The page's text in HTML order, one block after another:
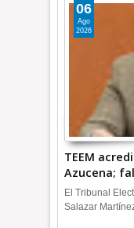
TEEM
Azucena;
Octavio
06
Ago
2026
El Tribunal
Salazar